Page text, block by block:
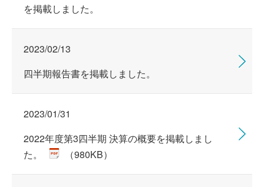
を掲載しました。
2023/02/13
四半期報告書を掲載しました。
2023/01/31
2022年度第3四半期 決算の概要を掲載しまし
た。
（980KB）